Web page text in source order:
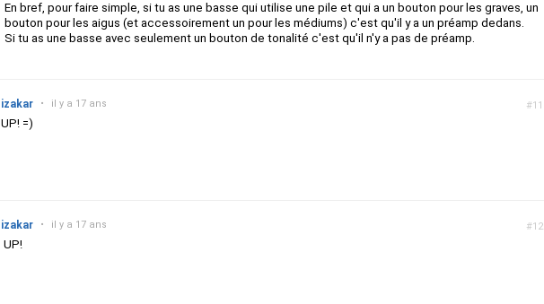
En bref, pour faire simple, si tu as une basse qui utilise une pile et qui a un bouton pour les graves, un
bouton pour les aigus (et accessoirement un pour les médiums) c'est qu'il y a un préamp dedans.
Si tu as une basse avec seulement un bouton de tonalité c'est qu'il n'y a pas de préamp.
#11
izakar • il y a 17 ans
UP! =)
#12
izakar • il y a 17 ans
UP!